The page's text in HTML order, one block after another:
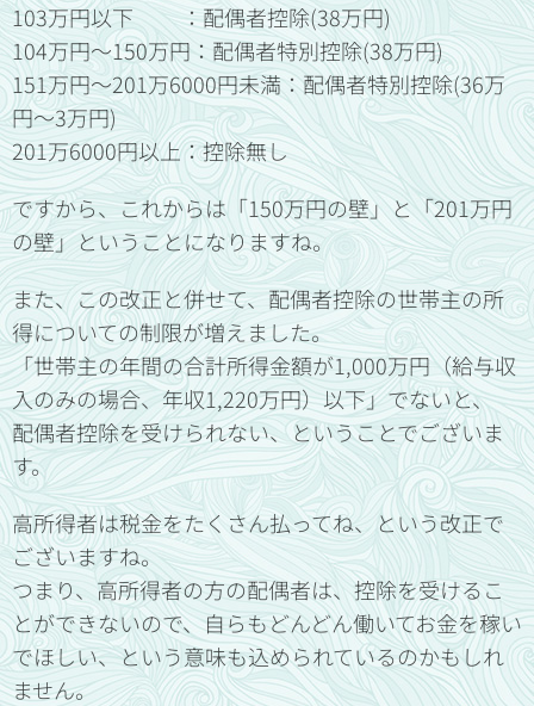
103万円以下 ：配偶者控除(38万円)
104万円～150万円：配偶者特別控除(38万円)
151万円～201万6000円未満：配偶者特別控除(36万
円～3万円)
201万6000円以上：控除無し
ですから、これからは「150万円の壁」と「201万円
の壁」ということになりますね。
また、この改正と併せて、配偶者控除の世帯主の所
得についての制限が増えました。
「世帯主の年間の合計所得金額が1,000万円（給与収
入のみの場合、年収1,220万円）以下」でないと、
配偶者控除を受けられない、ということでございま
す。
高所得者は税金をたくさん払ってね、という改正で
ございますね。
つまり、高所得者の方の配偶者は、控除を受けるこ
とができないので、自らもどんどん働いてお金を稼い
でほしい、という意味も込められているのかもしれ
ません。